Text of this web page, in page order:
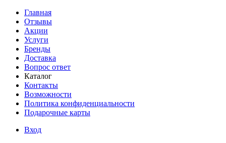
Главная
Отзывы
Акции
Услуги
Бренды
Доставка
Вопрос ответ
Каталог
Контакты
Возможности
Политика конфиденциальности
Подарочные карты
Вход